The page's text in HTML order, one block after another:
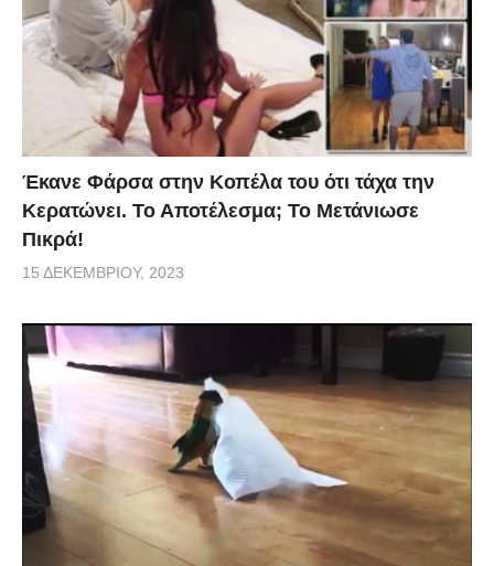
Έκανε Φάρσα στην Κοπέλα του ότι τάχα την
Κερατώνει. Το Αποτέλεσμα; Το Μετάνιωσε
Πικρά!
15 ΔΕΚΕΜΒΡΊΟΥ, 2023